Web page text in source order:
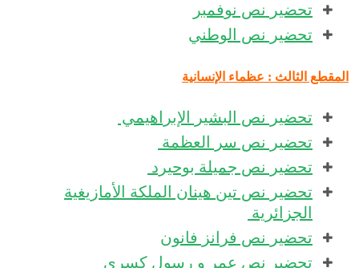
تحضير نص نوفمبر
تحضير نص الوطني
المقطع الثالث : عظماء الإنسانية
تحضير نص البشير الإبراهيمي
تحضير نص سر العظمة
تحضير نص جميلة بوحيرد
تحضير نص تين هينان الملكة الأمازيغية
الجزائرية
تحضير نص فرانز فانون
تحضير نص عمر و رسول كسرى